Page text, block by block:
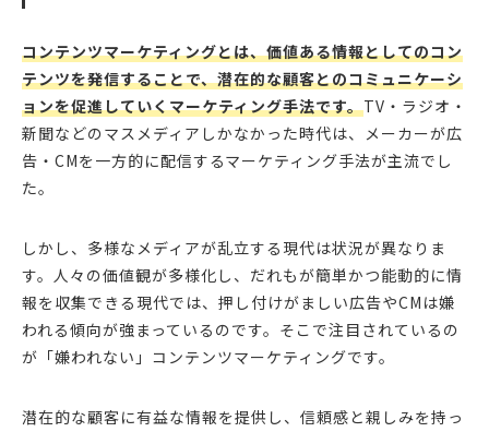
コンテンツマーケティングとは、価値ある情報としてのコン
テンツを発信することで、潜在的な顧客とのコミュニケーシ
ョンを促進していくマーケティング手法です。TV・ラジオ・
新聞などのマスメディアしかなかった時代は、メーカーが広
告・CMを一方的に配信するマーケティング手法が主流でし
た。
しかし、多様なメディアが乱立する現代は状況が異なりま
す。人々の価値観が多様化し、だれもが簡単かつ能動的に情
報を収集できる現代では、押し付けがましい広告やCMは嫌
われる傾向が強まっているのです。そこで注目されているの
が「嫌われない」コンテンツマーケティングです。
潜在的な顧客に有益な情報を提供し、信頼感と親しみを持っ